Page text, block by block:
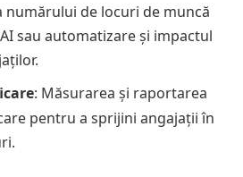
numărului de locuri de muncă
sau automatizare și impactul
: Măsurarea și raportarea
pentru a sprijini angajații în